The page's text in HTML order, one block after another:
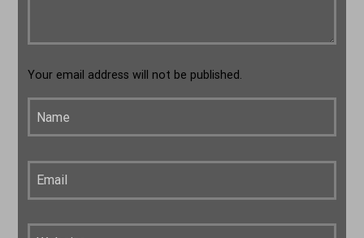
Your email address will not be published.